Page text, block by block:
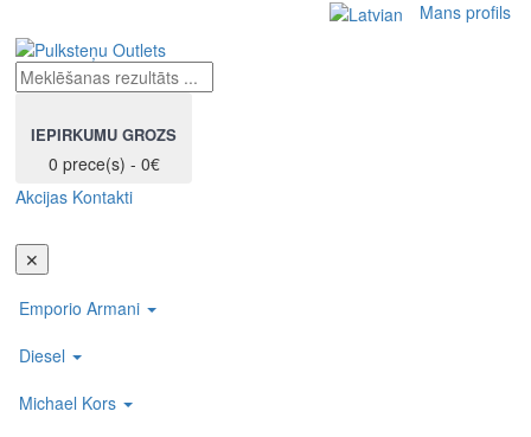
Mans profils
IEPIRKUMU GROZS
0 prece(s) - 0€
Akcijas Kontakti
✕
Emporio Armani
Diesel
Michael Kors